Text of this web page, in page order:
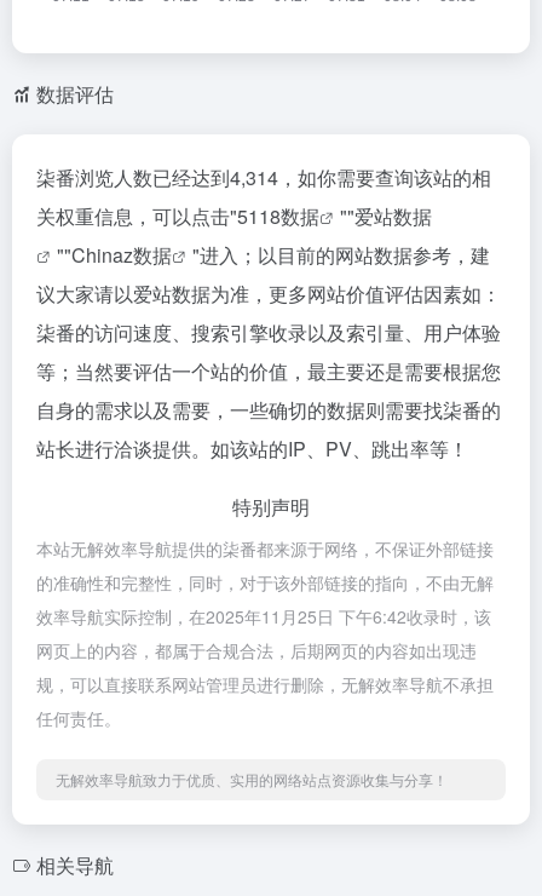
数据评估
柒番浏览人数已经达到4,314，如你需要查询该站的相
关权重信息，可以点击"5118数据 ""爱站数据
""Chinaz数据
"进入；以目前的网站数据参考，建
议大家请以爱站数据为准，更多网站价值评估因素如：
柒番的访问速度、搜索引擎收录以及索引量、用户体验
等；当然要评估一个站的价值，最主要还是需要根据您
自身的需求以及需要，一些确切的数据则需要找柒番的
站长进行洽谈提供。如该站的IP、PV、跳出率等！
特别声明
本站无解效率导航提供的柒番都来源于网络，不保证外部链接
的准确性和完整性，同时，对于该外部链接的指向，不由无解
效率导航实际控制，在2025年11月25日 下午6:42收录时，该
网页上的内容，都属于合规合法，后期网页的内容如出现违
规，可以直接联系网站管理员进行删除，无解效率导航不承担
任何责任。
无解效率导航致力于优质、实用的网络站点资源收集与分享！
相关导航